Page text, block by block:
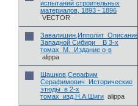
испытаний строительных
материалов, 1893 - 1896
VECTOR
Завалишин,Ипполит_Описание
Западной Сибири__В 3-х
томах_М._Издание о-в
alippa
Шашков,Серафим
Серафимович_Исторические
этюды_в 2-х
томах_изд.Н.А.Шиги alippa